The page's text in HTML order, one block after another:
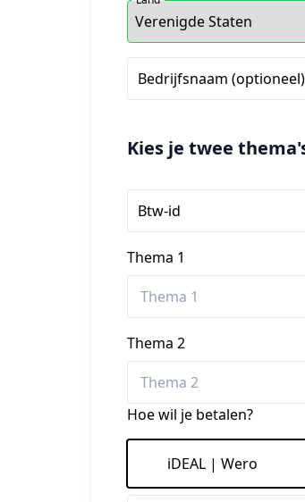
Bedrijfsnaam (optioneel)
Kies je twee
Btw-id
Thema 1
Thema 2
Hoe wil je betalen?
iDEAL | Wero